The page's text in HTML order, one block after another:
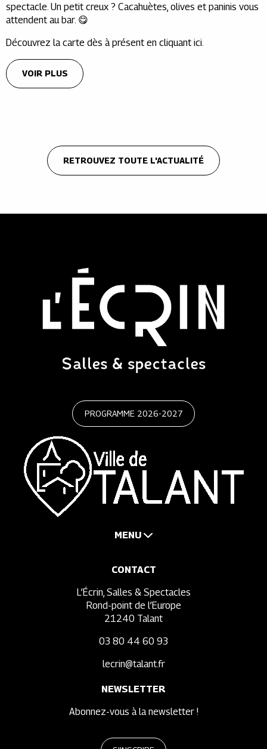
spectacle. Un petit creux ? Cacahuètes, olives et paninis vous
attendent au bar. 😋
Découvrez la carte dès à présent en cliquant ici.
VOIR PLUS
RETROUVEZ TOUTE L'ACTUALITÉ
PROGRAMME 2026-2027
MENU
CONTACT
L’Écrin, Salles & Spectacles
Rond-point de l’Europe
21240 Talant
03 80 44 60 93
lecrin@talant.fr
NEWSLETTER
Abonnez-vous à la newsletter !